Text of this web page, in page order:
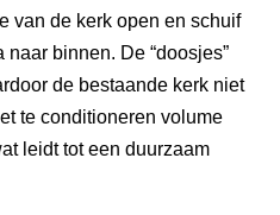
van de kerk open en schuif
naar binnen. De “doosjes”
de bestaande kerk niet
te conditioneren volume
leidt tot een duurzaam